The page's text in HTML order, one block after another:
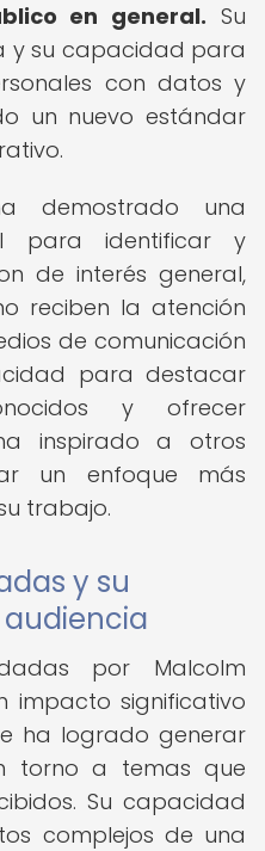
en general. Su
y su capacidad para
con datos y
un nuevo estándar
demostrado una
para identificar y
de interés general,
reciben la atención
de comunicación
para destacar
y ofrecer
inspirado a otros
un enfoque más
trabajo.
y su
por Malcolm
impacto significativo
ha logrado generar
torno a temas que
Su capacidad
complejos de una